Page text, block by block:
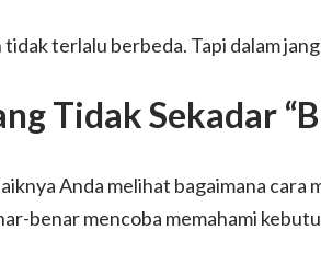
terlalu berbeda. Tapi dalam
Tidak Sekadar
Anda melihat bagaimana cara
benar mencoba memahami